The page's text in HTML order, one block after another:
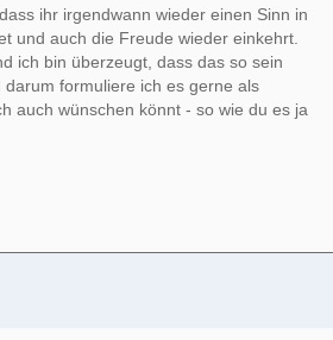
ihr irgendwann wieder einen Sinn in
und auch die Freude wieder einkehrt.
ich bin überzeugt, dass das so sein
formuliere ich es gerne als
auch wünschen könnt - so wie du es ja